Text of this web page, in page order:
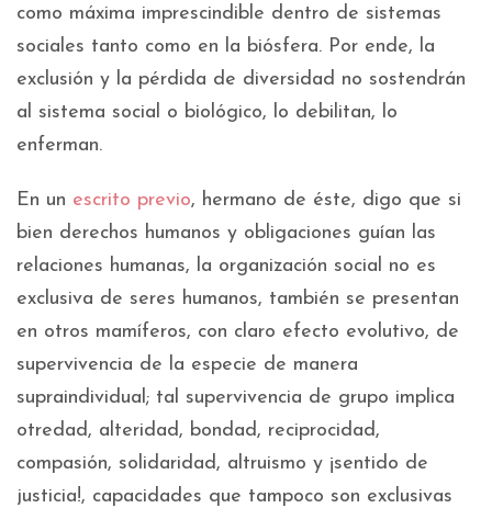
como máxima imprescindible dentro de sistemas
sociales tanto como en la biósfera. Por ende, la
exclusión y la pérdida de diversidad no sostendrán
al sistema social o biológico, lo debilitan, lo
enferman.
En un escrito previo, hermano de éste, digo que si
bien derechos humanos y obligaciones guían las
relaciones humanas, la organización social no es
exclusiva de seres humanos, también se presentan
en otros mamíferos, con claro efecto evolutivo, de
supervivencia de la especie de manera
supraindividual; tal supervivencia de grupo implica
otredad, alteridad, bondad, reciprocidad,
compasión, solidaridad, altruismo y ¡sentido de
justicia!, capacidades que tampoco son exclusivas